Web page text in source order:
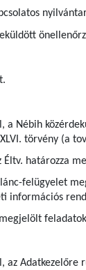
a Nébih
törvény (a
határozza
felügyelet
az